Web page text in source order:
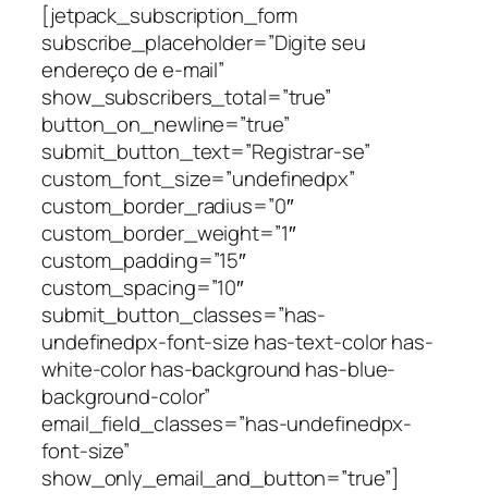
[jetpack_subscription_form
subscribe_placeholder=”Digite seu
endereço de e-mail”
show_subscribers_total=”true”
button_on_newline=”true”
submit_button_text=”Registrar-se”
custom_font_size=”undefinedpx”
custom_border_radius=”0″
custom_border_weight=”1″
custom_padding=”15″
custom_spacing=”10″
submit_button_classes=”has-
undefinedpx-font-size has-text-color has-
white-color has-background has-blue-
background-color”
email_field_classes=”has-undefinedpx-
font-size”
show_only_email_and_button=”true”]